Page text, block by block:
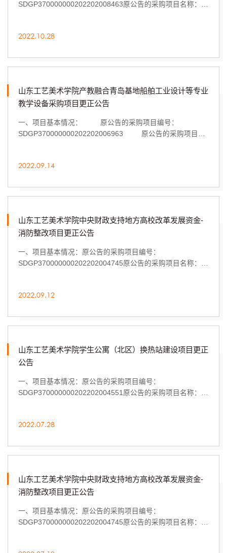
SDGP370000000202202008463原公告的采购项目名称：山
2022.10.28
山东工艺美术学院产教融合青岛基地船舶工业设计等专业
教学设备采购项目更正公告
一、项目基本情况： 原公告的采购项目编号：
SDGP370000000202202006963 原公告的采购项目名
2022.09.14
山东工艺美术学院中央财政支持地方高校改革发展资金-
消防整改项目更正公告
一、项目基本情况：原公告的采购项目编号：
SDGP370000000202202004745原公告的采购项目名称：山
2022.09.12
山东工艺美术学院学生公寓（北区）换热站建设项目更正
公告
一、项目基本情况：原公告的采购项目编号：
SDGP370000000202202004551原公告的采购项目名称：山
2022.07.28
山东工艺美术学院中央财政支持地方高校改革发展资金-
消防整改项目更正公告
一、项目基本情况：原公告的采购项目编号：
SDGP370000000202202004745原公告的采购项目名称：山